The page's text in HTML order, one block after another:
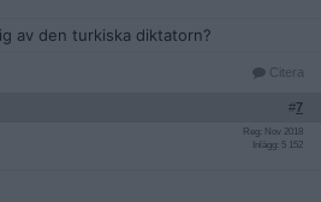
av den turkiska diktatorn?
Citera
#7
Reg: Nov 2018
Inlägg: 5 152